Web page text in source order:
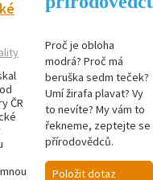
ČR
Proč je obloha
modrá? Proč má
beruška sedm teček?
Umí žirafa plavat? Vy
to nevíte? My vám to
řekneme, zeptejte se
přírodovědců.
Položit dotaz